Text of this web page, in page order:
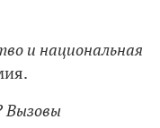
и национальная